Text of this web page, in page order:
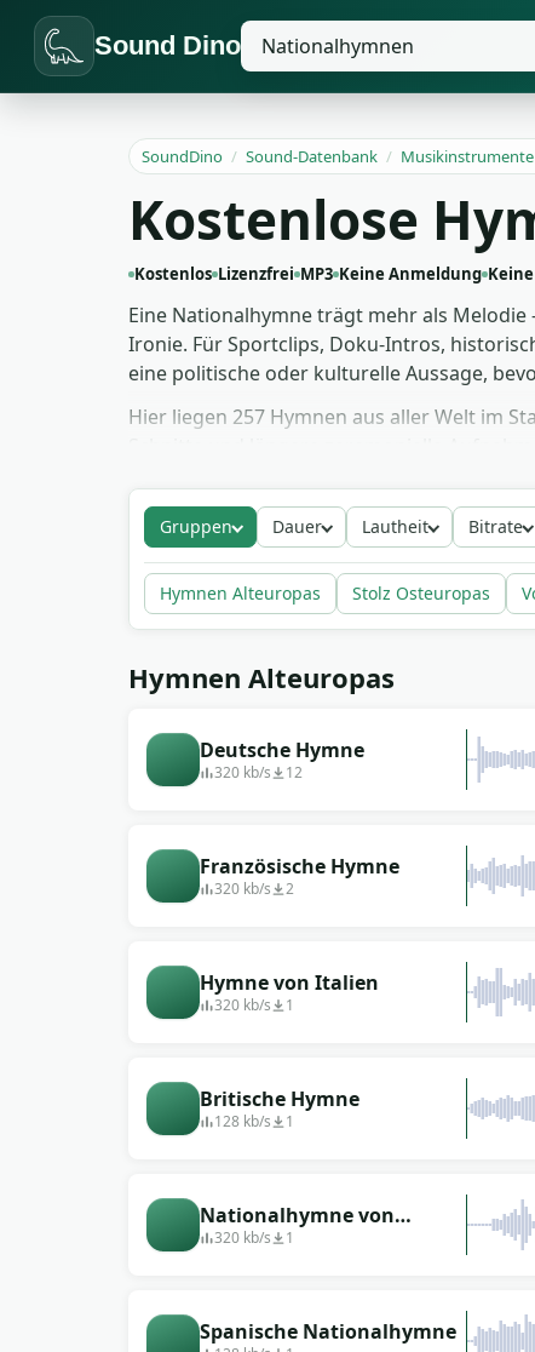
Sound Dino
SoundDino / Sound-Datenbank / Musikinstrumente
Kostenlose
Kostenlos Lizenzfrei MP3 Keine Anmeldung
Eine Nationalhymne trägt mehr als
Ironie. Für Sportclips, Doku-Intros,
eine politische oder kulturelle Aussage,
Hier liegen 257 Hymnen aus aller Welt im
freigegeben — sauber nutzbar in YouTube-
Gruppen Dauer Lautheit Bitrate
Hymnen Alteuropas Stolz Osteuropas
Hymnen Alteuropas
Deutsche Hymne
320 kb/s 12
Französische Hymne
320 kb/s 2
Hymne von Italien
320 kb/s 1
Britische Hymne
128 kb/s 1
Nationalhymne von
Finnland
320 kb/s 1
Spanische Nationalhymne